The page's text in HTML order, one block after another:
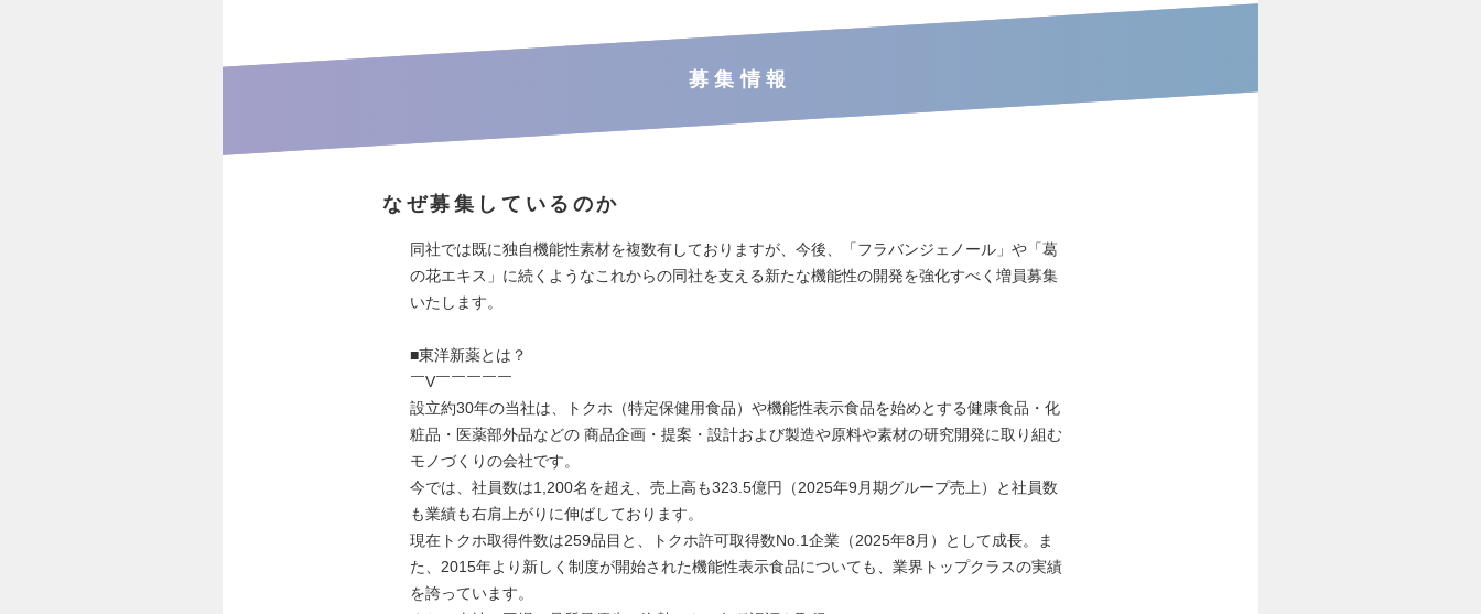
募集情報
なぜ募集しているのか
同社では既に独自機能性素材を複数有しておりますが、今後、「フラバンジェノール」や「葛
の花エキス」に続くようなこれからの同社を支える新たな機能性の開発を強化すべく増員募集
いたします。
■東洋新薬とは？
￣V￣￣￣￣￣
設立約30年の当社は、トクホ（特定保健用食品）や機能性表示食品を始めとする健康食品・化
粧品・医薬部外品などの 商品企画・提案・設計および製造や原料や素材の研究開発に取り組む
モノづくりの会社です。
今では、社員数は1,200名を超え、売上高も323.5億円（2025年9月期グループ売上）と社員数
も業績も右肩上がりに伸ばしております。
現在トクホ取得件数は259品目と、トクホ許可取得数No.1企業（2025年8月）として成長。ま
た、2015年より新しく制度が開始された機能性表示食品についても、業界トップクラスの実績
を誇っています。